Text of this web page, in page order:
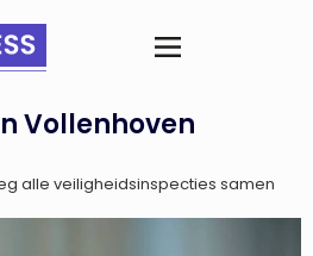
Vollenhoven
alle veiligheidsinspecties samen